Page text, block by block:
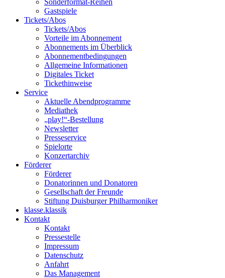
Sonderformat-Reihen
Gastspiele
Tickets/Abos
Tickets/Abos
Vorteile im Abonnement
Abonnements im Überblick
Abonnement­bedingungen
Allgemeine Informationen
Digitales Ticket
Ticket­hinweise
Service
Aktuelle Abendprogramme
Mediathek
„play!“-Bestellung
Newsletter
Presseservice
Spielorte
Konzertarchiv
Förderer
Förderer
Donatorinnen und Donatoren
Gesellschaft der Freunde
Stiftung Duisburger Philharmoniker
klasse.klassik
Kontakt
Kontakt
Pressestelle
Impressum
Datenschutz
Anfahrt
Das Management